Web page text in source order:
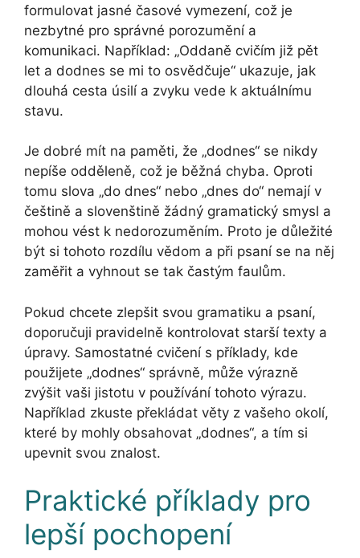
formulovat jasné časové vymezení, což je
nezbytné pro správné porozumění a
komunikaci. Například: „Oddaně cvičím již pět
let a dodnes se mi to osvědčuje“ ukazuje, jak
dlouhá cesta úsilí a zvyku vede k aktuálnímu
stavu.
Je dobré mít na paměti, že „dodnes“ se nikdy
nepíše odděleně, což je běžná chyba. Oproti
tomu slova „do dnes“ nebo „dnes do“ nemají v
češtině a slovenštině žádný gramatický smysl a
mohou vést k nedorozuměním. Proto je důležité
být si tohoto rozdílu vědom a při psaní se na něj
zaměřit a vyhnout se tak častým faulům.
Pokud chcete zlepšit svou gramatiku a psaní,
doporučuji pravidelně kontrolovat starší texty a
úpravy. Samostatné cvičení s příklady, kde
použijete „dodnes“ správně, může výrazně
zvýšit vaši jistotu v používání tohoto výrazu.
Například zkuste překládat věty z vašeho okolí,
které by mohly obsahovat „dodnes“, a tím si
upevnit svou znalost.
Praktické příklady pro
lepší pochopení